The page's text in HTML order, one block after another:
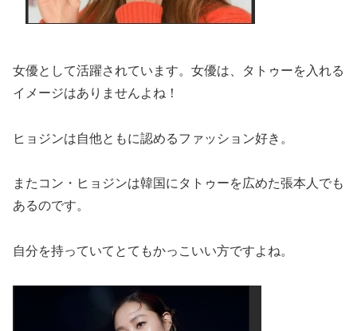
女優として活躍されています。女優は、タトゥーを入れる
イメージはありませんよね！
ヒョジンは自他ともに認めるファッション好き。
またコン・ヒョジンは韓国にタトゥーを広めた張本人でも
あるのです。
自分を持っていてとてもかっこいい方ですよね。